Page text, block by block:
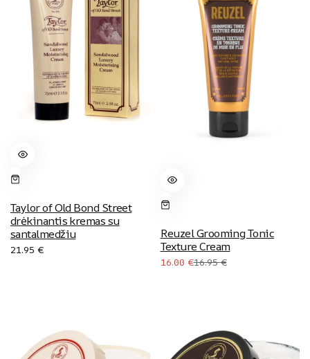
Taylor of Old Bond Street
drėkinantis kremas su
santalmedžiu
21.95 €
Reuzel Grooming Tonic
Texture Cream
16.95€Original
16.00 €
Current